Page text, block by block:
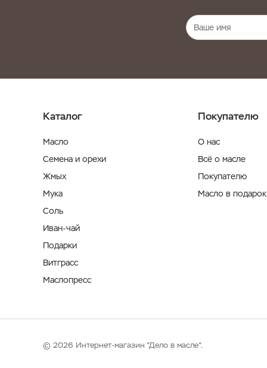
Каталог
Масло
Семена и орехи
Жмых
Мука
Соль
Иван-чай
Подарки
Витграсс
Маслопресс
Покупателю
О нас
Всё о масле
Покупателю
Масло в подарок
© 2026 Интернет-магазин "Дело в масле".